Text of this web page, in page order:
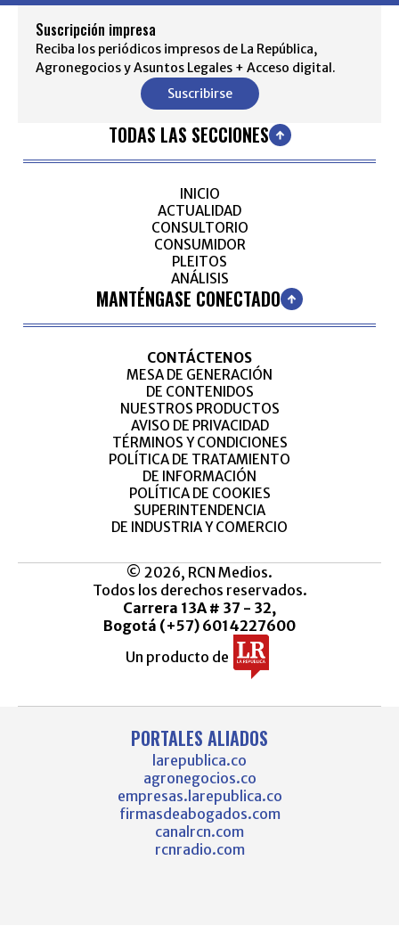
Suscripción impresa
Reciba los periódicos impresos de La República,
Agronegocios y Asuntos Legales + Acceso digital.
Suscribirse
TODAS LAS SECCIONES
INICIO
ACTUALIDAD
CONSULTORIO
CONSUMIDOR
PLEITOS
ANÁLISIS
MANTÉNGASE CONECTADO
CONTÁCTENOS
MESA DE GENERACIÓN
DE CONTENIDOS
NUESTROS PRODUCTOS
AVISO DE PRIVACIDAD
TÉRMINOS Y CONDICIONES
POLÍTICA DE TRATAMIENTO
DE INFORMACIÓN
POLÍTICA DE COOKIES
SUPERINTENDENCIA
DE INDUSTRIA Y COMERCIO
© 2026, RCN Medios.
Todos los derechos reservados.
Carrera 13A # 37 - 32,
Bogotá (+57) 6014227600
Un producto de
PORTALES ALIADOS
larepublica.co
agronegocios.co
empresas.larepublica.co
firmasdeabogados.com
canalrcn.com
rcnradio.com